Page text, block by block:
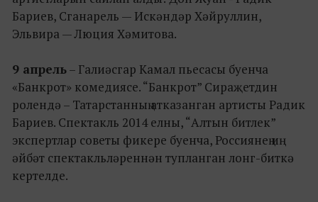
Бариев, Сганарель — Искәндәр Хәйруллин,
Эльвира — Люция Хәмитова.
9 апрель– Галиәсгар Камал пьесасы буенча
«Банкрот» комедиясе. “Банкрот” Сираҗетдин
ролендә – Татарстанның атказанган артисты Радик
Бариев. Спектакль 2014 елны, “Алтын битлек”
экспертлар советы фикере буенча, Россиянең иң
әйбәт спектакльләреннән тупланган лонг-биткә
кертелде.